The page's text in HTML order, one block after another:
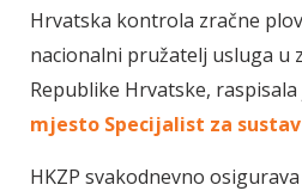
Hrvatska kontrola zračne
nacionalni pružatelj usluga u
Republike Hrvatske, raspisala
mjesto Specijalist za
HKZP svakodnevno